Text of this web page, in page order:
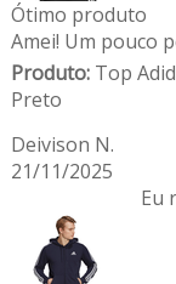
Ótimo produto
Amei! Um pouco
Produto:Top
Preto
Deivison N.
21/11/2025
Eu